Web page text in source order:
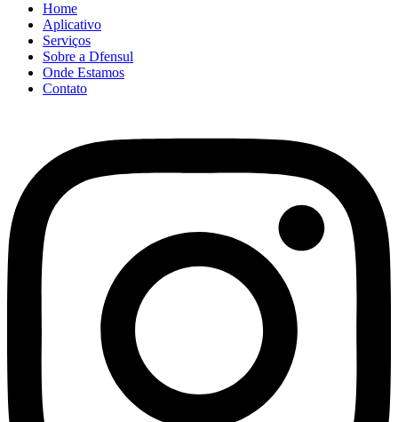
Home
Aplicativo
Serviços
Sobre a Dfensul
Onde Estamos
Contato